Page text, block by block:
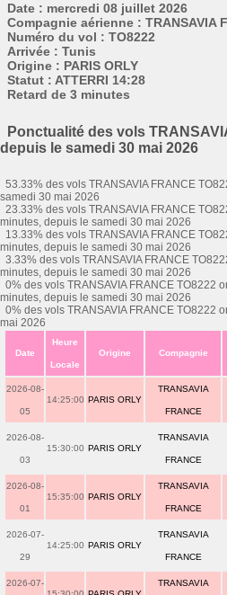
Date : mercredi 08 juillet 2026
Compagnie aérienne : TRANSAVIA
Numéro du vol : TO8222
Arrivée : Tunis
Origine : PARIS ORLY
Statut : ATTERRI 14:28
Retard de 3 minutes
Ponctualité des vols
depuis le samedi 30 mai 2026
53.33% des vols TRANSAVIA FRANCE
samedi 30 mai 2026
23.33% des vols TRANSAVIA FRANCE
minutes, depuis le samedi 30 mai 2026
13.33% des vols TRANSAVIA FRANCE
minutes, depuis le samedi 30 mai 2026
3.33% des vols TRANSAVIA FRANCE
minutes, depuis le samedi 30 mai 2026
0% des vols TRANSAVIA FRANCE TO8222
minutes, depuis le samedi 30 mai 2026
0% des vols TRANSAVIA FRANCE TO8222
mai 2026
Date
Heure
Locale
Origine Compagnie
2026-08-
05
14:25:00 PARIS ORLY
TRANSAVIA
FRANCE
2026-08-
03
15:30:00 PARIS ORLY
TRANSAVIA
FRANCE
2026-08-
01
15:35:00 PARIS ORLY
TRANSAVIA
FRANCE
2026-07-
29
14:25:00 PARIS ORLY
TRANSAVIA
FRANCE
2026-07- TRANSAVIA